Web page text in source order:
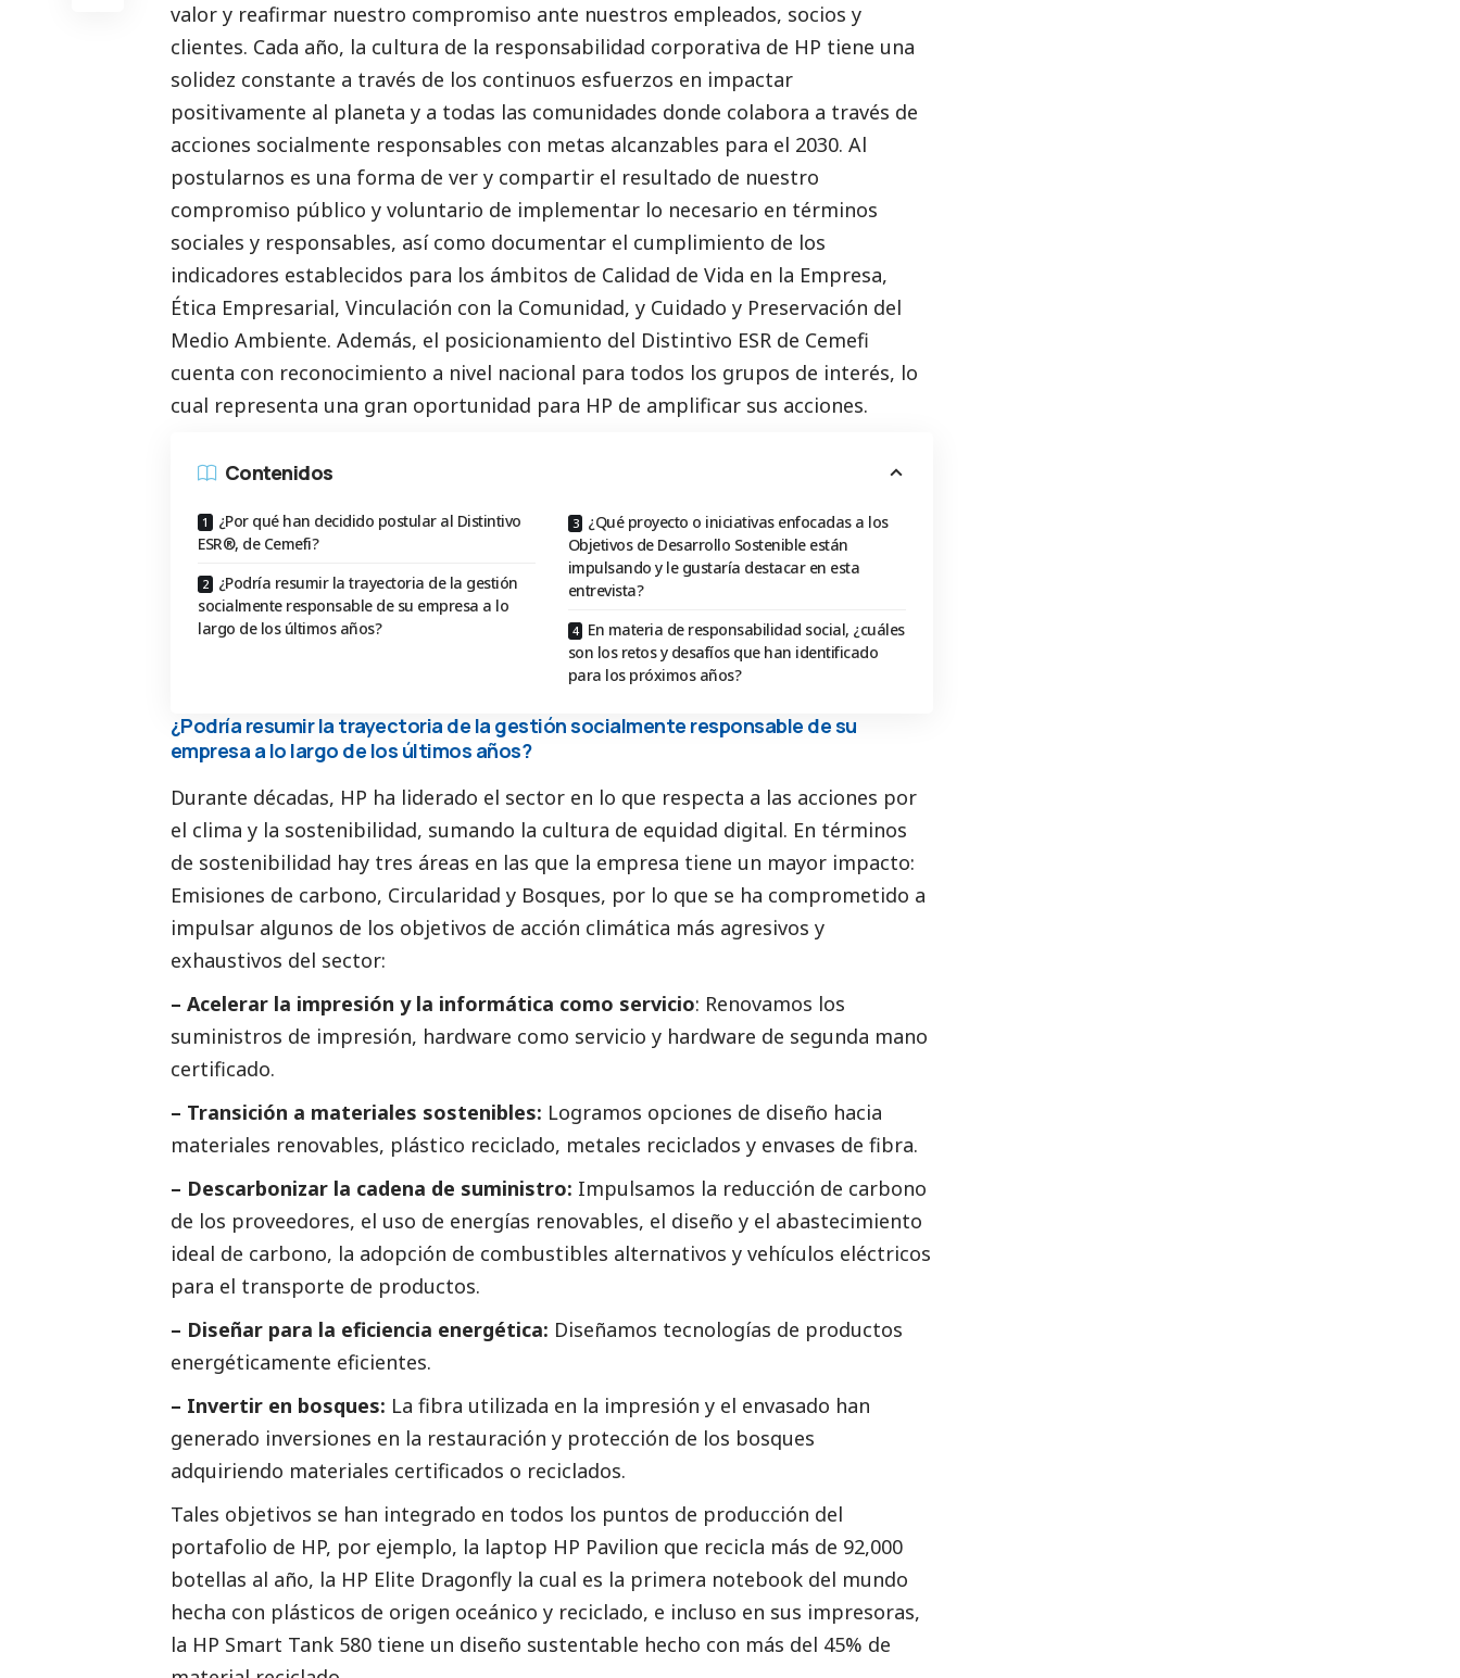
valor y reafirmar nuestro compromiso ante nuestros empleados, socios y
clientes. Cada año, la cultura de la responsabilidad corporativa de HP tiene una
solidez constante a través de los continuos esfuerzos en impactar
positivamente al planeta y a todas las comunidades donde colabora a través de
acciones socialmente responsables con metas alcanzables para el 2030. Al
postularnos es una forma de ver y compartir el resultado de nuestro
compromiso público y voluntario de implementar lo necesario en términos
sociales y responsables, así como documentar el cumplimiento de los
indicadores establecidos para los ámbitos de Calidad de Vida en la Empresa,
Ética Empresarial, Vinculación con la Comunidad, y Cuidado y Preservación del
Medio Ambiente. Además, el posicionamiento del Distintivo ESR de Cemefi
cuenta con reconocimiento a nivel nacional para todos los grupos de interés, lo
cual representa una gran oportunidad para HP de amplificar sus acciones.
Contenidos
¿Por qué han decidido postular al Distintivo
ESR®, de Cemefi?
¿Podría resumir la trayectoria de la gestión
socialmente responsable de su empresa a lo
largo de los últimos años?
¿Qué proyecto o iniciativas enfocadas a los
Objetivos de Desarrollo Sostenible están
impulsando y le gustaría destacar en esta
entrevista?
En materia de responsabilidad social, ¿cuáles
son los retos y desafíos que han identificado
para los próximos años?
¿Podría resumir la trayectoria de la gestión socialmente responsable de su
empresa a lo largo de los últimos años?
Durante décadas, HP ha liderado el sector en lo que respecta a las acciones por
el clima y la sostenibilidad, sumando la cultura de equidad digital. En términos
de sostenibilidad hay tres áreas en las que la empresa tiene un mayor impacto:
Emisiones de carbono, Circularidad y Bosques, por lo que se ha comprometido a
impulsar algunos de los objetivos de acción climática más agresivos y
exhaustivos del sector:
– Acelerar la impresión y la informática como servicio: Renovamos los
suministros de impresión, hardware como servicio y hardware de segunda mano
certificado.
– Transición a materiales sostenibles: Logramos opciones de diseño hacia
materiales renovables, plástico reciclado, metales reciclados y envases de fibra.
– Descarbonizar la cadena de suministro: Impulsamos la reducción de carbono
de los proveedores, el uso de energías renovables, el diseño y el abastecimiento
ideal de carbono, la adopción de combustibles alternativos y vehículos eléctricos
para el transporte de productos.
– Diseñar para la eficiencia energética: Diseñamos tecnologías de productos
energéticamente eficientes.
– Invertir en bosques: La fibra utilizada en la impresión y el envasado han
generado inversiones en la restauración y protección de los bosques
adquiriendo materiales certificados o reciclados.
Tales objetivos se han integrado en todos los puntos de producción del
portafolio de HP, por ejemplo, la laptop HP Pavilion que recicla más de 92,000
botellas al año, la HP Elite Dragonfly la cual es la primera notebook del mundo
hecha con plásticos de origen oceánico y reciclado, e incluso en sus impresoras,
la HP Smart Tank 580 tiene un diseño sustentable hecho con más del 45% de